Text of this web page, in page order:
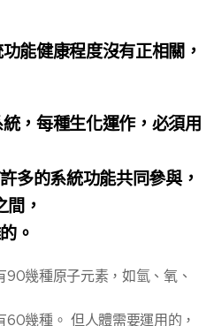
能健康程度沒有正相關，
，每種生化運作，必須用
的系統功能共同參與，
，
。
幾種原子元素，如氫、氧、
幾種。 但人體需要運用的，